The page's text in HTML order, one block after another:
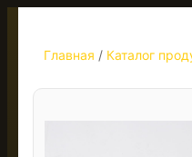
Главная / Каталог